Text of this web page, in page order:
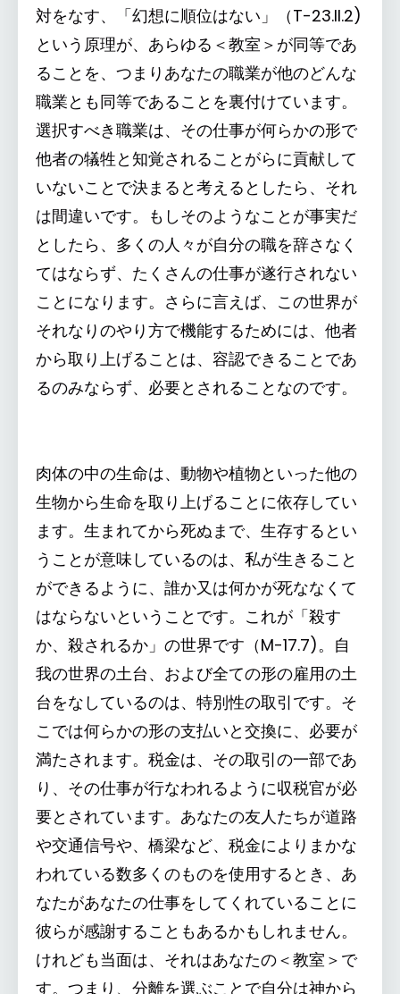
対をなす、「幻想に順位はない」（T-23.II.2)
という原理が、あらゆる＜教室＞が同等であ
ることを、つまりあなたの職業が他のどんな
職業とも同等であることを裏付けています。
選択すべき職業は、その仕事が何らかの形で
他者の犠牲と知覚されることがらに貢献して
いないことで決まると考えるとしたら、それ
は間違いです。もしそのようなことが事実だ
としたら、多くの人々が自分の職を辞さなく
てはならず、たくさんの仕事が遂行されない
ことになります。さらに言えば、この世界が
それなりのやり方で機能するためには、他者
から取り上げることは、容認できることであ
るのみならず、必要とされることなのです。
肉体の中の生命は、動物や植物といった他の
生物から生命を取り上げることに依存してい
ます。生まれてから死ぬまで、生存するとい
うことが意味しているのは、私が生きること
ができるように、誰か又は何かが死ななくて
はならないということです。これが「殺す
か、殺されるか」の世界です（M-17.7)。自
我の世界の土台、および全ての形の雇用の土
台をなしているのは、特別性の取引です。そ
こでは何らかの形の支払いと交換に、必要が
満たされます。税金は、その取引の一部であ
り、その仕事が行なわれるように収税官が必
要とされています。あなたの友人たちが道路
や交通信号や、橋梁など、税金によりまかな
われている数多くのものを使用するとき、あ
なたがあなたの仕事をしてくれていることに
彼らが感謝することもあるかもしれません。
けれども当面は、それはあなたの＜教室＞で
す。つまり、分離を選ぶことで自分は神から